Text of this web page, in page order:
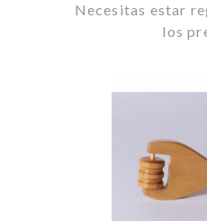
Necesitas estar
los